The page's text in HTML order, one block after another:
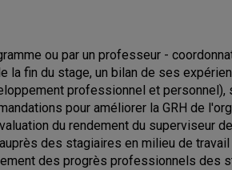
ou par un professeur -
la fin du stage, un bilan de ses
professionnel et personnel),
pour améliorer la GRH de
du rendement du superviseur
des stagiaires en milieu de
des progrès professionnels des